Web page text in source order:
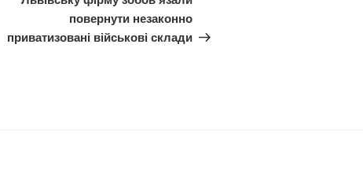
повернути незаконно
приватизовані військові склади